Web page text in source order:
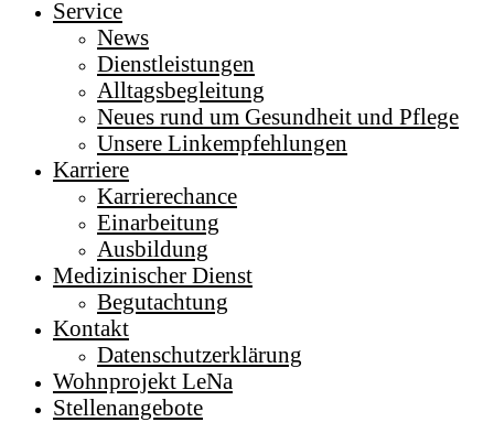
Service
News
Dienstleistungen
Alltagsbegleitung
Neues rund um Gesundheit und Pflege
Unsere Linkempfehlungen
Karriere
Karrierechance
Einarbeitung
Ausbildung
Medizinischer Dienst
Begutachtung
Kontakt
Datenschutzerklärung
Wohnprojekt LeNa
Stellenangebote